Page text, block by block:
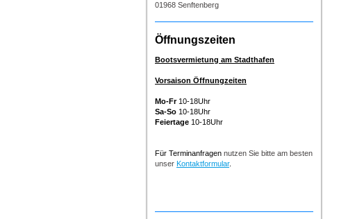
01968 Senftenberg
Öffnungszeiten
Bootsvermietung am Stadthafen
Vorsaison Öffnungzeiten
Mo-Fr10-18Uhr
Sa-So 10-18Uhr
Feiertage 10-18Uhr
Für Terminanfragen nutzen Sie bitte am besten
unser Kontaktformular.